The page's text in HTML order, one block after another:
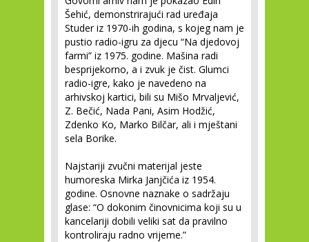
Šehić, demonstrirajući rad uređaja
Studer iz 1970-ih godina, s kojeg nam je
pustio radio-igru za djecu “Na djedovoj
farmi” iz 1975. godine. Mašina radi
besprijekorno, a i zvuk je čist. Glumci
radio-igre, kako je navedeno na
arhivskoj kartici, bili su Mišo Mrvaljević,
Z. Bečić, Nada Pani, Asim Hodžić,
Zdenko Ko, Marko Bilčar, ali i mještani
sela Borike.
Najstariji zvučni materijal jeste
humoreska Mirka Janjčića iz 1954.
godine. Osnovne naznake o sadržaju
glase: “O dokonim činovnicima koji su u
kancelariji dobili veliki sat da pravilno
kontroliraju radno vrijeme.”